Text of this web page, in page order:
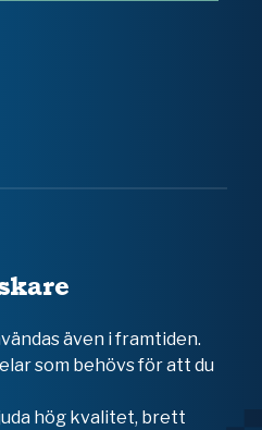
även i framtiden.
som behövs för att du
hög kvalitet, brett